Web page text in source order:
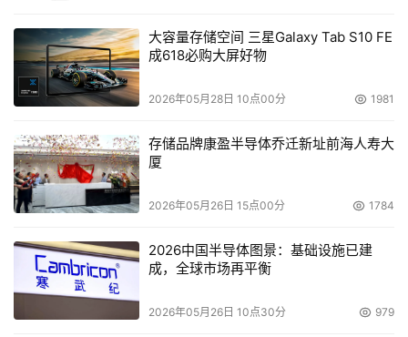
HunyuanVideo-Avatar 的核心优势源于多个技术创新，是
由腾讯混元团队与腾讯音乐天琴实验室合作的混元MuseV联
合项目组持续共同研发的成果，包括其角色图像注入模块，
一致性与视频动态性；其音频情感模块会从音频和参考图像
提取情感信息，生成细腻的表情和动作；面部感知音频适配
器，通过人脸掩码技术隔离角色音频，实现多人场景的精准
HunyuanVideo-Avatar的单主体能力已经开源，并在腾讯
混元官网（https://hunyuan.tencent.com/）上线，用户可
以在PC端“模型广场-混元生视频-数字人-语音驱动-
大容量存储空间 三星Galaxy Tab S10 FE
成618必购大屏好物
2026年05月28日 10点00分 1981
存储品牌康盈半导体乔迁新址前海人寿大
厦
2026年05月26日 15点00分 1784
2026中国半导体图景：基础设施已建
成，全球市场再平衡
2026年05月26日 10点30分 979